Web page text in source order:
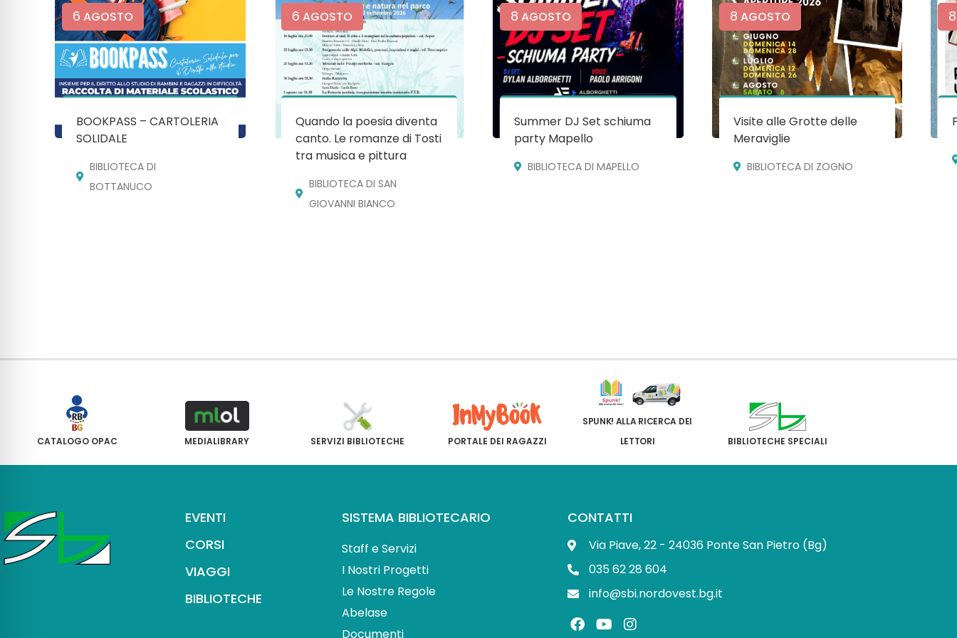
6 AGOSTO
BOOKPASS – CARTOLERIA
SOLIDALE
BIBLIOTECA DI
BOTTANUCO
6 AGOSTO
Quando la poesia diventa
canto. Le romanze di Tosti
tra musica e pittura
BIBLIOTECA DI SAN
GIOVANNI BIANCO
8 AGOSTO
Summer DJ Set schiuma
party Mapello
BIBLIOTECA DI MAPELLO
8 AGOSTO
Visite alle Grotte delle
Meraviglie
BIBLIOTECA DI ZOGNO
8
CATALOGO OPAC MEDIALIBRARY SERVIZI BIBLIOTECHE PORTALE DEI RAGAZZI
SPUNK! ALLA RICERCA DEI
LETTORI
BIBLIOTECHE SPECIALI
EVENTI
CORSI
VIAGGI
BIBLIOTECHE
SISTEMA BIBLIOTECARIO
Staff e Servizi
I Nostri Progetti
Le Nostre Regole
Abelase
Documenti
CONTATTI
Via Piave, 22 - 24036 Ponte San Pietro (Bg)
035 62 28 604
info@sbi.nordovest.bg.it
F Y I